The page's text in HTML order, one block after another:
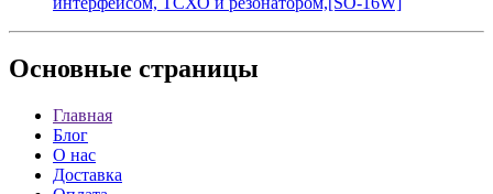
Основные страницы
Главная
Блог
О нас
Доставка